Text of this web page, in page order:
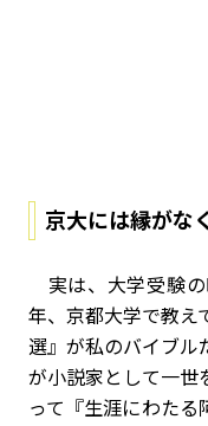
京大には縁がな
実は、大学受験
年、京都大学で教え
選』が私のバイブ
が小説家として一世
って『生涯にわた